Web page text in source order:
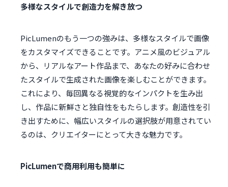
多様なスタイルで創造力を解き放つ
PicLumenのもう一つの強みは、多様なスタイルで画像
をカスタマイズできることです。アニメ風のビジュアル
から、リアルなアート作品まで、あなたの好みに合わせ
たスタイルで生成された画像を楽しむことができます。
これにより、毎回異なる視覚的なインパクトを生み出
し、作品に新鮮さと独自性をもたらします。創造性を引
き出すために、幅広いスタイルの選択肢が用意されてい
るのは、クリエイターにとって大きな魅力です。
PicLumenで商用利用も簡単に